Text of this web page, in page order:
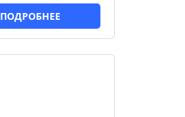
ПОДРОБНЕЕ